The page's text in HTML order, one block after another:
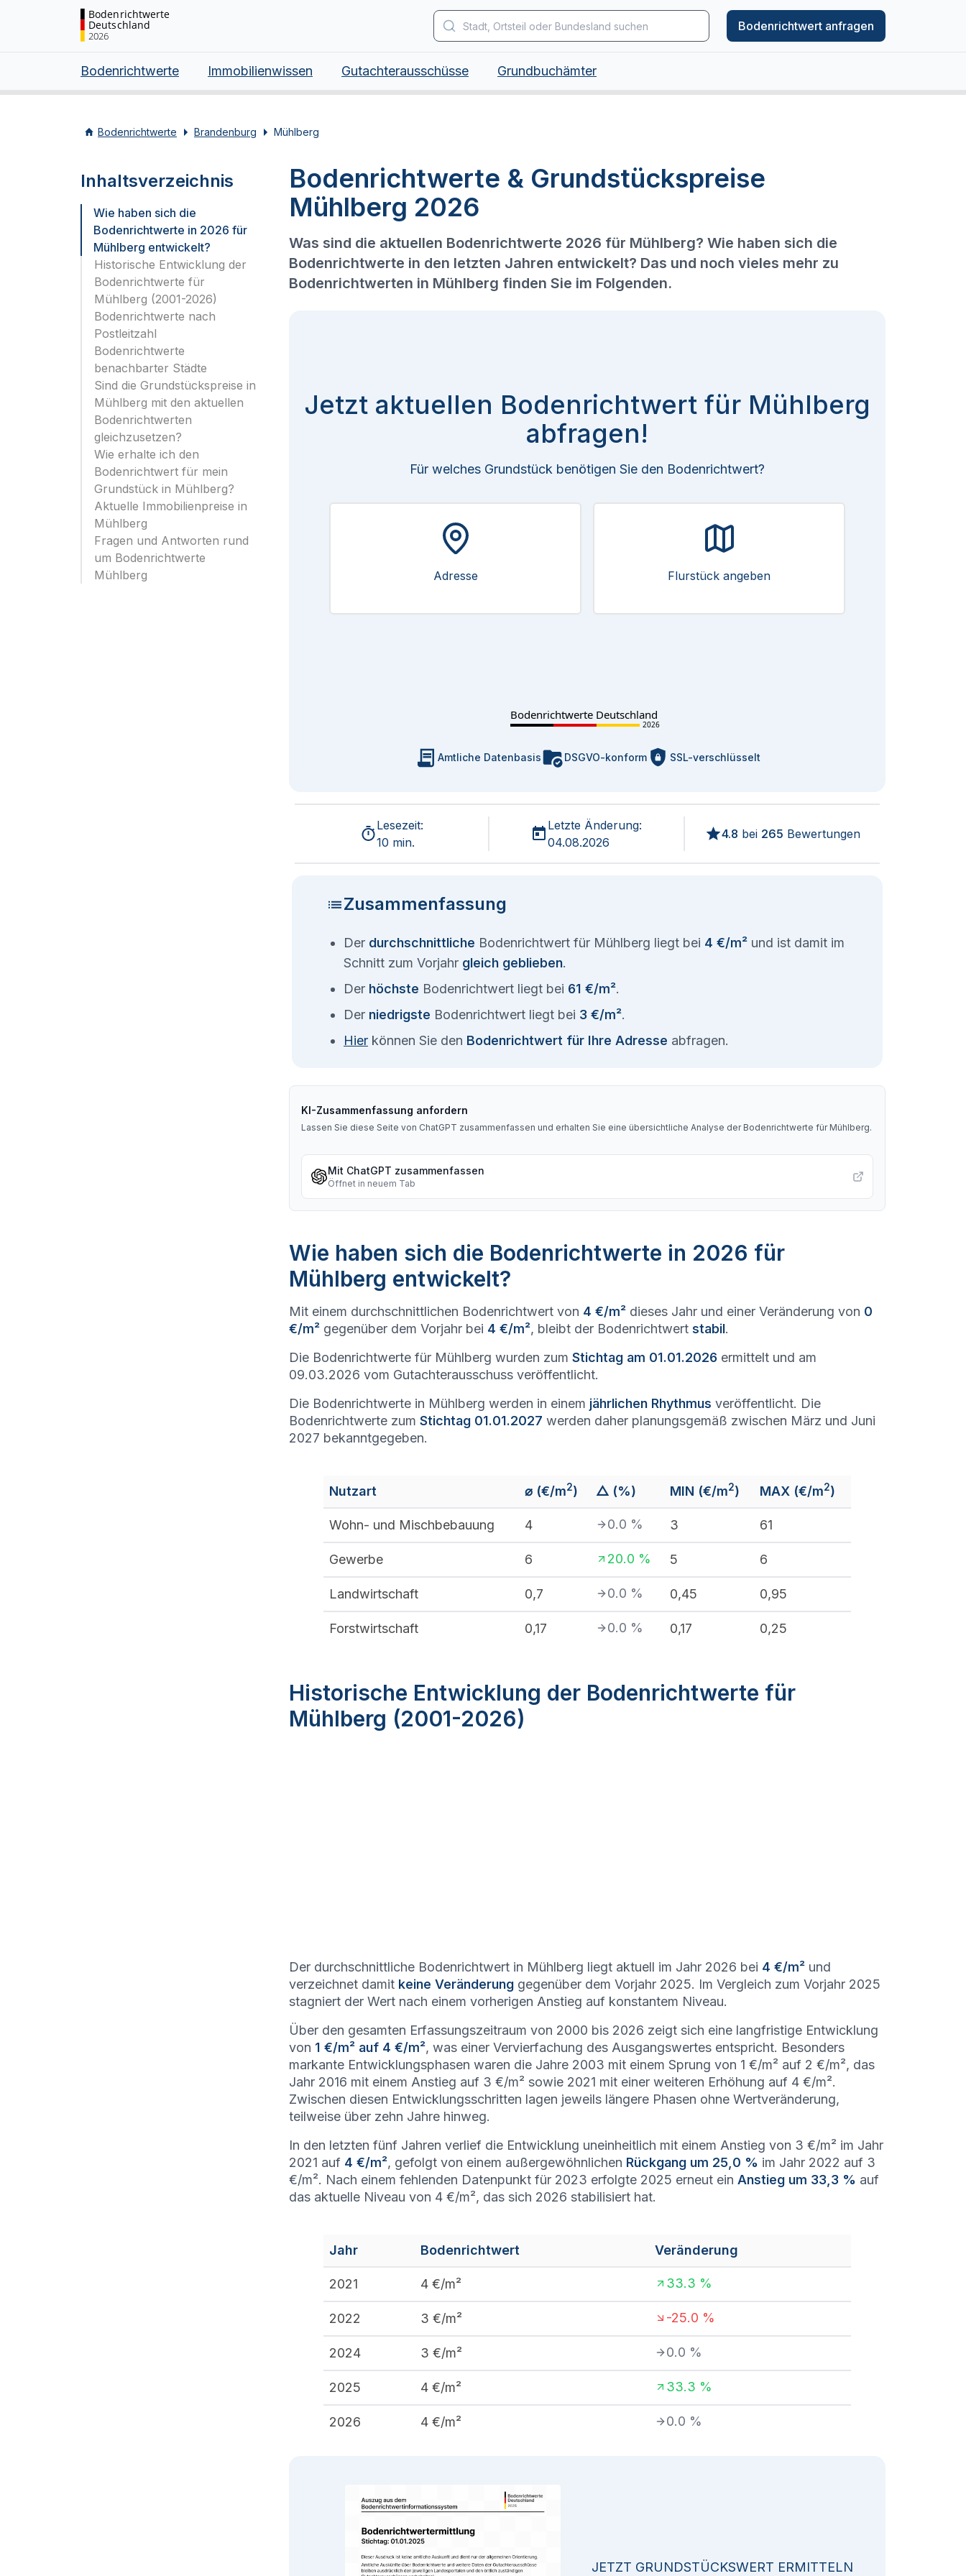
Bodenrichtwerte
Deutschland
2026
Bodenrichtwert anfragen
Bodenrichtwerte Immobilienwissen Gutachterausschüsse Grundbuchämter
Bodenrichtwerte Brandenburg Mühlberg
Inhaltsverzeichnis
Wie haben sich die
Bodenrichtwerte in 2026 für
Mühlberg entwickelt?
Historische Entwicklung der
Bodenrichtwerte für
Mühlberg (2001-2026)
Bodenrichtwerte nach
Postleitzahl
Bodenrichtwerte
benachbarter Städte
Sind die Grundstückspreise in
Mühlberg mit den aktuellen
Bodenrichtwerten
gleichzusetzen?
Wie erhalte ich den
Bodenrichtwert für mein
Grundstück in Mühlberg?
Aktuelle Immobilienpreise in
Mühlberg
Fragen und Antworten rund
um Bodenrichtwerte
Mühlberg
Bodenrichtwerte & Grundstückspreise
Mühlberg 2026
Was sind die aktuellen Bodenrichtwerte 2026 für Mühlberg? Wie haben sich die
Bodenrichtwerte in den letzten Jahren entwickelt? Das und noch vieles mehr zu
Bodenrichtwerten in Mühlberg finden Sie im Folgenden.
Jetzt aktuellen Bodenrichtwert für Mühlberg
abfragen!
Für welches Grundstück benötigen Sie den Bodenrichtwert?
Adresse Flurstück angeben
Bodenrichtwerte Deutschland
2026
Amtliche Datenbasis DSGVO-konform SSL-verschlüsselt
Lesezeit:
10 min.
Letzte Änderung:
04.08.2026
4.8 bei 265 Bewertungen
Zusammenfassung
Der durchschnittliche Bodenrichtwert für Mühlberg liegt bei 4 €/m² und ist damit im
Schnitt zum Vorjahr gleich geblieben.
Der höchste Bodenrichtwert liegt bei 61 €/m².
Der niedrigste Bodenrichtwert liegt bei 3 €/m².
Hier können Sie den Bodenrichtwert für Ihre Adresse abfragen.
KI-Zusammenfassung anfordern
Lassen Sie diese Seite von ChatGPT zusammenfassen und erhalten Sie eine übersichtliche Analyse der Bodenrichtwerte für Mühlberg.
Mit ChatGPT zusammenfassen
Öffnet in neuem Tab
Wie haben sich die Bodenrichtwerte in 2026 für
Mühlberg entwickelt?
Mit einem durchschnittlichen Bodenrichtwert von 4 €/m² dieses Jahr und einer Veränderung von 0
€/m² gegenüber dem Vorjahr bei 4 €/m², bleibt der Bodenrichtwert stabil.
Die Bodenrichtwerte für Mühlberg wurden zum Stichtag am 01.01.2026 ermittelt und am
09.03.2026 vom Gutachterausschuss veröffentlicht.
Die Bodenrichtwerte in Mühlberg werden in einem jährlichen Rhythmus veröffentlicht. Die
Bodenrichtwerte zum Stichtag 01.01.2027 werden daher planungsgemäß zwischen März und Juni
2027 bekanntgegeben.
Nutzart ⌀ (€/m2) △ (%) MIN (€/m2) MAX (€/m2)
Wohn- und Mischbebauung 4 0.0 % 3 61
Gewerbe 6 20.0 % 5 6
Landwirtschaft 0,7 0.0 % 0,45 0,95
Forstwirtschaft 0,17 0.0 % 0,17 0,25
Historische Entwicklung der Bodenrichtwerte für
Mühlberg (2001-2026)
Der durchschnittliche Bodenrichtwert in Mühlberg liegt aktuell im Jahr 2026 bei 4 €/m² und
verzeichnet damit keine Veränderung gegenüber dem Vorjahr 2025. Im Vergleich zum Vorjahr 2025
stagniert der Wert nach einem vorherigen Anstieg auf konstantem Niveau.
Über den gesamten Erfassungszeitraum von 2000 bis 2026 zeigt sich eine langfristige Entwicklung
von 1 €/m² auf 4 €/m², was einer Vervierfachung des Ausgangswertes entspricht. Besonders
markante Entwicklungsphasen waren die Jahre 2003 mit einem Sprung von 1 €/m² auf 2 €/m², das
Jahr 2016 mit einem Anstieg auf 3 €/m² sowie 2021 mit einer weiteren Erhöhung auf 4 €/m².
Zwischen diesen Entwicklungsschritten lagen jeweils längere Phasen ohne Wertveränderung,
teilweise über zehn Jahre hinweg.
In den letzten fünf Jahren verlief die Entwicklung uneinheitlich mit einem Anstieg von 3 €/m² im Jahr
2021 auf 4 €/m², gefolgt von einem außergewöhnlichen Rückgang um 25,0 % im Jahr 2022 auf 3
€/m². Nach einem fehlenden Datenpunkt für 2023 erfolgte 2025 erneut ein Anstieg um 33,3 % auf
das aktuelle Niveau von 4 €/m², das sich 2026 stabilisiert hat.
Jahr Bodenrichtwert Veränderung
2021 4 €/m² 33.3 %
2022 3 €/m² -25.0 %
2024 3 €/m² 0.0 %
2025 4 €/m² 33.3 %
2026 4 €/m² 0.0 %
JETZT GRUNDSTÜCKSWERT ERMITTELN